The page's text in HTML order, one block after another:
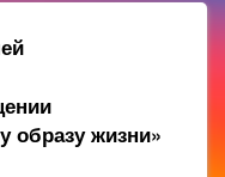
образу жизни»